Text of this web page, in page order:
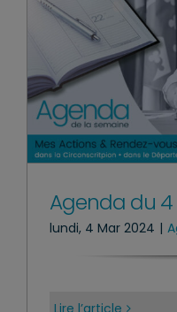
Agenda du 4
lundi, 4 Mar 2024 |